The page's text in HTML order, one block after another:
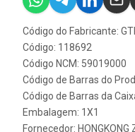
Código do Fabricante:
Código: 118692
Código NCM: 59019000
Código de Barras do
Código de Barras da
Embalagem: 1X1
Fornecedor: HONGKONG